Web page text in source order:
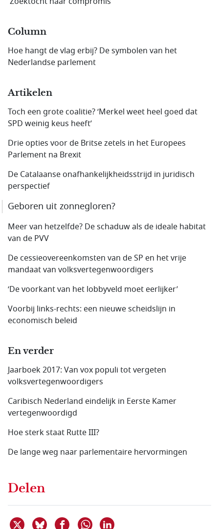
Column
Hoe hangt de vlag erbij? De symbolen van het
Nederlandse parlement
Artikelen
Toch een grote coalitie? ‘Merkel weet heel goed dat
SPD weinig keus heeft’
Drie opties voor de Britse zetels in het Europees
Parlement na Brexit
De Catalaanse onafhankelijkheidsstrijd in juridisch
perspectief
Geboren uit zonnegloren?
Meer van hetzelfde? De schaduw als de ideale habitat
van de PVV
De cessieovereenkomsten van de SP en het vrije
mandaat van volksvertegenwoordigers
‘De voorkant van het lobbyveld moet eerlijker’
Voorbij links-rechts: een nieuwe scheidslijn in
economisch beleid
En verder
Jaarboek 2017: Van vox populi tot vergeten
volksvertegenwoordigers
Caribisch Nederland eindelijk in Eerste Kamer
vertegenwoordigd
Hoe sterk staat Rutte III?
De lange weg naar parlementaire hervormingen
Delen
Deel dit item op X
Deel dit item op Bluesky
Deel dit item op Facebook
Delen via WhatsApp